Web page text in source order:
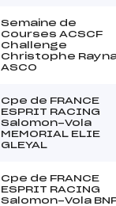
Semaine de
Courses ACSCF
Challenge
Christophe
ASCO
Cpe de FRANCE
ESPRIT RACING
Salomon-Vola
MEMORIAL ELIE
GLEYAL
Cpe de FRANCE
ESPRIT RACING
Salomon-Vola